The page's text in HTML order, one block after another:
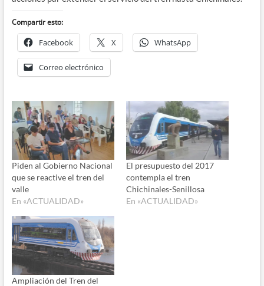
Compartir esto:
Facebook X WhatsApp
Correo electrónico
Piden al Gobierno Nacional
que se reactive el tren del
valle
En «ACTUALIDAD»
El presupuesto del 2017
contempla el tren
Chichinales-Senillosa
En «ACTUALIDAD»
Ampliación del Tren del